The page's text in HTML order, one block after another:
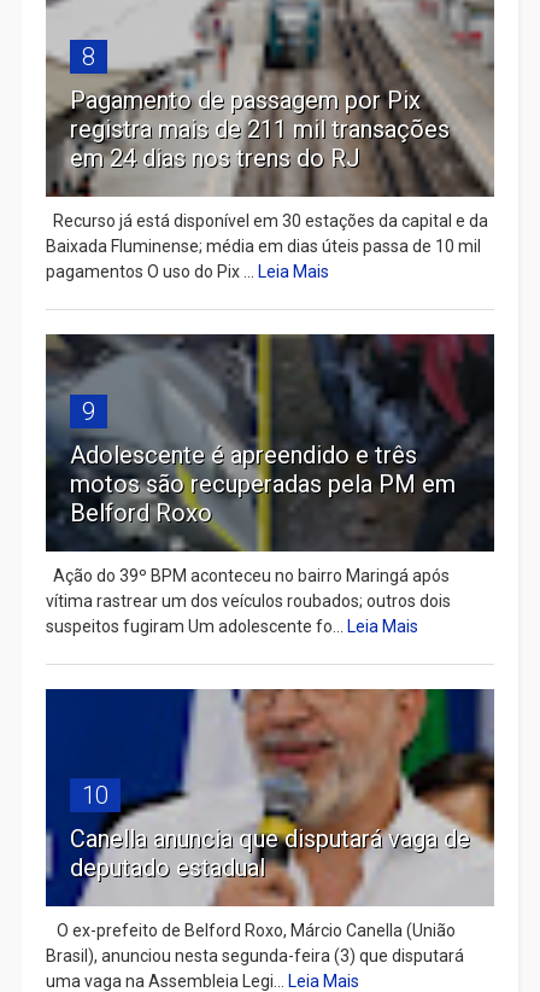
8
Pagamento de passagem por Pix
registra mais de 211 mil transações
em 24 dias nos trens do RJ
Recurso já está disponível em 30 estações da capital e da
Baixada Fluminense; média em dias úteis passa de 10 mil
pagamentos O uso do Pix ...
Leia Mais
9
Adolescente é apreendido e três
motos são recuperadas pela PM em
Belford Roxo
Ação do 39º BPM aconteceu no bairro Maringá após
vítima rastrear um dos veículos roubados; outros dois
suspeitos fugiram Um adolescente fo...
Leia Mais
10
Canella anuncia que disputará vaga de
deputado estadual
​ O ex-prefeito de Belford Roxo, Márcio Canella (União
Brasil), anunciou nesta segunda-feira (3) que disputará
uma vaga na Assembleia Legi...
Leia Mais